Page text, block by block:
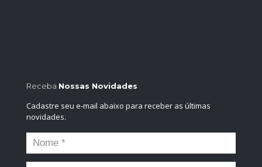
Receba Nossas Novidades
Cadastre seu e-mail abaixo para receber as últimas
novidades.